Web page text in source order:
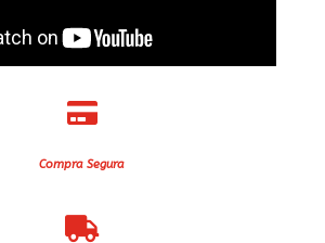

Compra Segura
